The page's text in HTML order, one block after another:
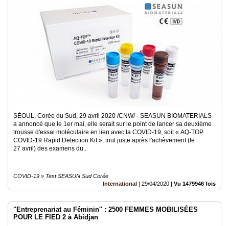
SÉOUL, Corée du Sud, 29 avril 2020 /CNW/ - SEASUN BIOMATERIALS
a annoncé que le 1er mai, elle serait sur le point de lancer sa deuxième
trousse d'essai moléculaire en lien avec la COVID-19, soit « AQ-TOP
COVID-19 Rapid Detection Kit », tout juste après l'achèvement (le
27 avril) des examens du..
COVID-19 » Test SEASUN Sud Corée
International | 29/04/2020 | Vu 1479946 fois
''Entreprenariat au Féminin'' : 2500 FEMMES MOBILISÉES
POUR LE FIED 2 à Abidjan